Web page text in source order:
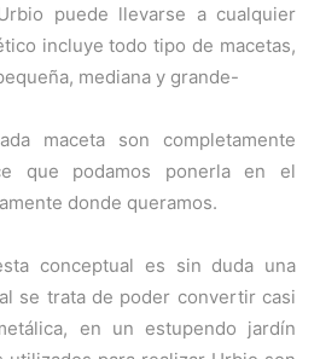
puede llevarse a cualquier
incluye todo tipo de macetas,
mediana y grande-
maceta son completamente
que podamos ponerla en el
donde queramos.
conceptual es sin duda una
se trata de poder convertir casi
en un estupendo jardín